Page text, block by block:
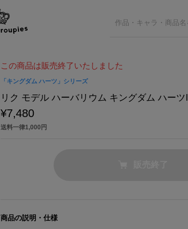
この商品は販売終了いたしました
「キングダム ハーツ」シリーズ
リク モデル ハーバリウム キングダム ハーツⅢ
¥7,480
送料一律1,000円
商品の説明・仕様